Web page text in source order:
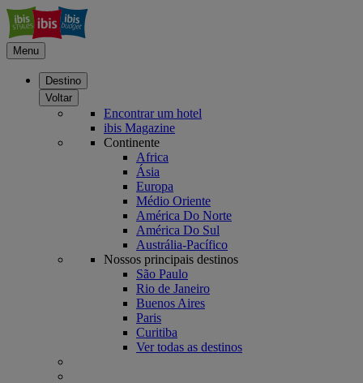
Menu
Destino
Voltar
Encontrar um hotel
ibis Magazine
Continente
Africa
Ásia
Europa
Médio Oriente
América Do Norte
América Do Sul
Austrália-Pacífico
Nossos principais destinos
São Paulo
Rio de Janeiro
Buenos Aires
Paris
Curitiba
Ver todas as destinos